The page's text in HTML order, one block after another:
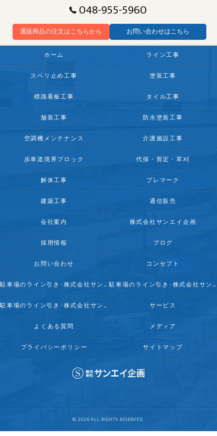
048-955-5960
通販商品の注文はこちらから お問い合わせはこちら
ホーム ライン工事
スベリ止め工事 塗装工事
標識看板工事 タイル工事
舗装工事 防水塗装工事
空調機メンテナンス 介護施設工事
歩車道境界ブロック 代採・剪定・草刈
解体工事 プレマーク
建築工事 通信販売
会社案内 株式会社サンエイ企画
採用情報 ブログ
お問い合わせ コンセプト
駐車場のライン引き･株式会社サンエイ企画の口コミ情報 駐車場のライン引き･株式会社サンエイ企画の評判
駐車場のライン引き･株式会社サンエイ企画のお客様の声 サービス
よくある質問 メディア
プライバシーポリシー サイトマップ
© 2026 ALL RIGHTS RESERVED.